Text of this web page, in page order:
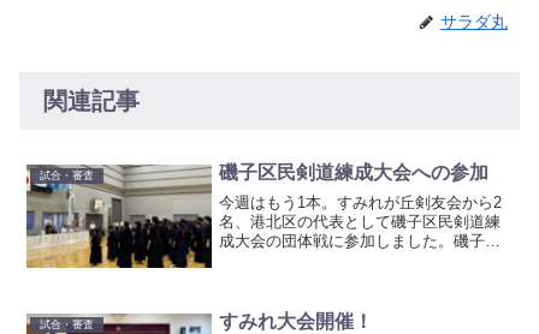
サラダ丸
関連記事
試合・審査 磯子区民剣道練成大会への参加
今週はもう1本。すみれが丘剣友会から2
名、港北区の代表として磯子区民剣道練
成大会の団体戦に参加しました。磯子ス
でき、充実の大会となりま...
試合・審査 すみれ大会開催！